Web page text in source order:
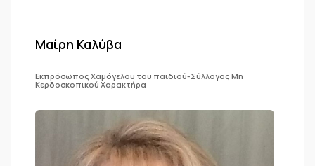
Μαίρη Καλύβα
Εκπρόσωπος Χαμόγελου του παιδιού-Σύλλογος Μη
Κερδοσκοπικού Χαρακτήρα